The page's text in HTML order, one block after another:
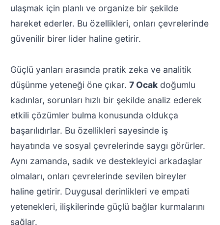
ulaşmak için planlı ve organize bir şekilde
hareket ederler. Bu özellikleri, onları çevrelerinde
güvenilir birer lider haline getirir.
Güçlü yanları arasında pratik zeka ve analitik
düşünme yeteneği öne çıkar. 7 Ocakdoğumlu
kadınlar, sorunları hızlı bir şekilde analiz ederek
etkili çözümler bulma konusunda oldukça
başarılıdırlar. Bu özellikleri sayesinde iş
hayatında ve sosyal çevrelerinde saygı görürler.
Aynı zamanda, sadık ve destekleyici arkadaşlar
olmaları, onları çevrelerinde sevilen bireyler
haline getirir. Duygusal derinlikleri ve empati
yetenekleri, ilişkilerinde güçlü bağlar kurmalarını
sağlar.